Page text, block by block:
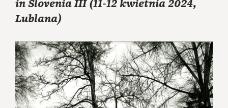
in Slovenia III (11-12 kwietnia 2024,
Lublana)